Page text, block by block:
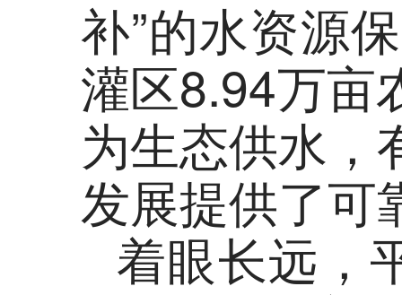
补”的水资源
灌区8.94万亩
为生态供水，
发展提供了可
着眼长远，